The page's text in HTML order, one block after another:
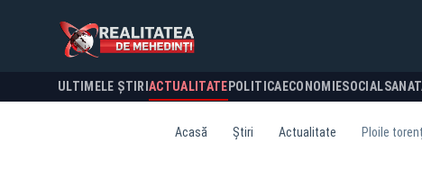
ULTIMELE ȘTIRI ACTUALITATE POLITICA ECONOMIESOCIAL
Acasă Știri Actualitate Ploile